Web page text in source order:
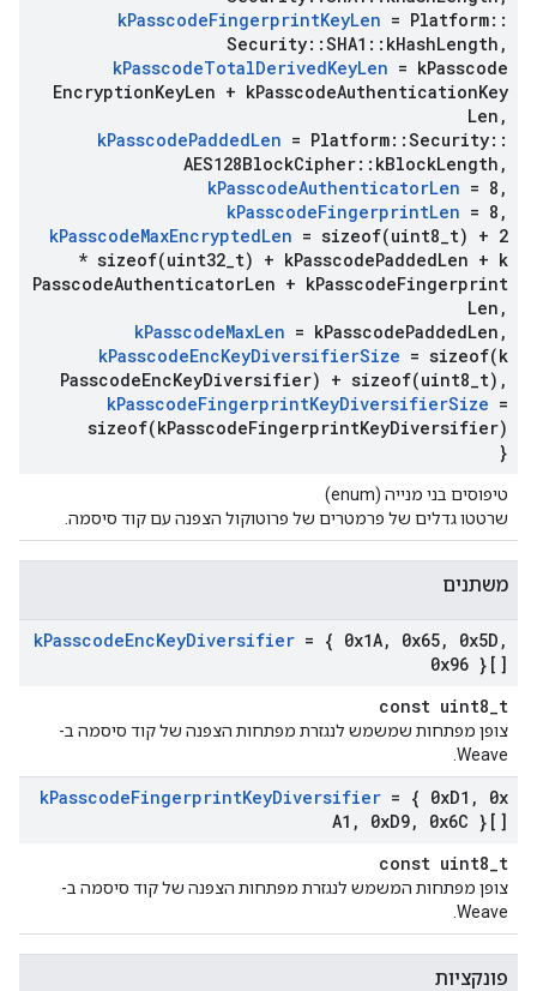
kPasscodeFingerprintKeyLen = Platform::
Security::SHA1 :: kHashLength ,
kPasscodeTotalDerivedKeyLen = kPasscode
EncryptionKeyLen + kPasscodeAuthenticationKey
Len ,
kPasscodePaddedLen = Platform::Security::
AES128BlockCipher:: kBlockLength ,
kPasscodeAuthenticatorLen = 8 ,
kPasscodeFingerprintLen = 8 ,
kPasscodeMaxEncryptedLen = sizeof(uint8 t) + 2
* sizeof(uint32 t) + kPasscodePaddedLen + k
PasscodeAuthenticatorLen + kPasscodeFingerprint
Len ,
kPasscodeMaxLen = kPasscodePaddedLen ,
kPasscodeEncKeyDiversifierSize = sizeof(k
PasscodeEncKeyDiversifier) + sizeof(uint8 t) ,
kPasscodeFingerprintKeyDiversifierSize =
sizeof(kPasscodeFingerprintKeyDiversifier)
}
טיפוסים בני מנייה (enum)
שרטטו גדלים של פרמטרים של פרוטוקול הצפנה עם קוד סיסמה.
משתנים
kPasscodeEncKeyDiversifier = { 0x1A, 0x65, 0x5D ,
0x96 }[]
const uint8_t
צופן מפתחות שמשמש לנגזרת מפתחות הצפנה של קוד סיסמה ב-
Weave.
kPasscodeFingerprintKeyDiversifier = { 0xD1 ,
0x
A1 , 0xD9,
0x6C }[]
const uint8_t
צופן מפתחות המשמש לנגזרת מפתחות הצפנה של קוד סיסמה ב-
Weave.
פונקציות